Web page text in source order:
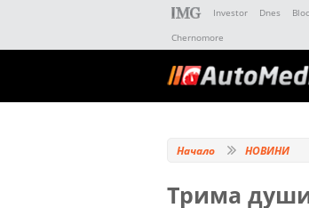
Investor Dnes
Chernomore
Начало НОВИНИ
Трима